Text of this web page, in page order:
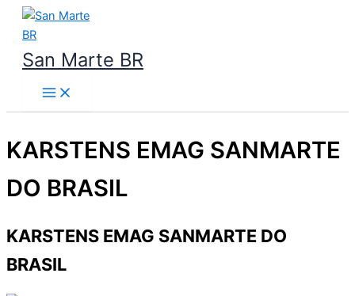
para
conteúdo
San Marte BR
KARSTENS EMAG SANMARTE
DO BRASIL
KARSTENS EMAG SANMARTE DO
BRASIL